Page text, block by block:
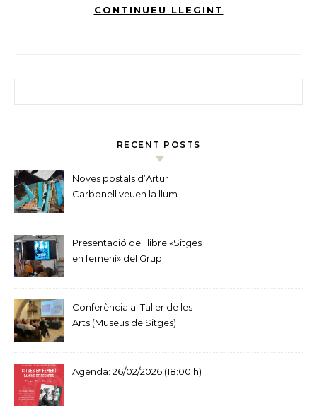
CONTINUEU LLEGINT
RECENT POSTS
Noves postals d’Artur
Carbonell veuen la llum
Presentació del llibre «Sitges
en femení» del Grup
Conferència al Taller de les
Arts (Museus de Sitges)
Agenda: 26/02/2026 (18:00 h)